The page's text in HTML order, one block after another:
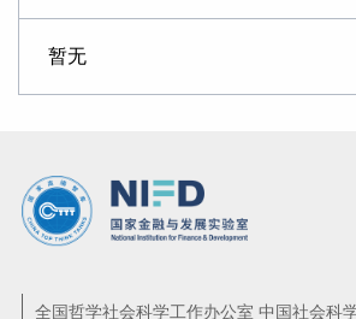
货币的层次：站在比特币肩膀上的
美方谈判声明的逻辑，兼谈何为“结
暂无
全国哲学社会科学工作办公室 中国社会科